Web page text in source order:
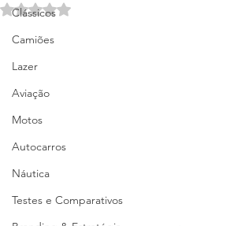
Clássicos
Camiões
Lazer
Aviação
Motos
Autocarros
Náutica
Testes e Comparativos
Avaliado com NaN de 5 estrelas.